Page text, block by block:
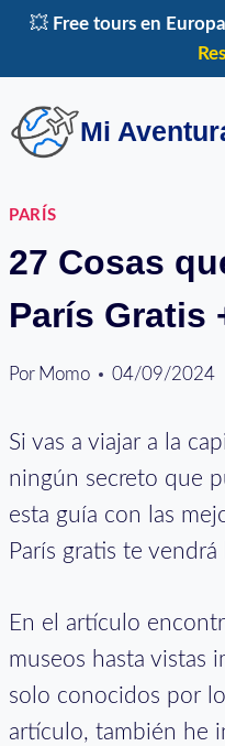
Saltar
💥 Free tours en
Mi
PARÍS
27 Cosas
París Gratis
Por Momo 04/09/2024
Si vas a viajar a la
ningún secreto que
esta guía con las
París gratis te
En el artículo
museos hasta vistas
solo conocidos por
artículo, también he